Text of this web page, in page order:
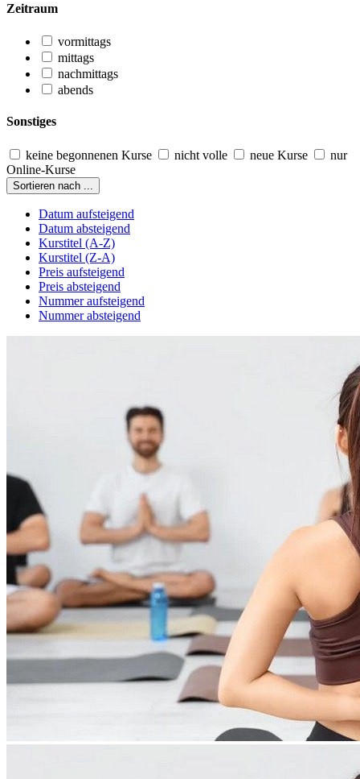
Zeitraum
vormittags
mittags
nachmittags
abends
Sonstiges
keine begonnenen Kurse nicht volle neue Kurse
nur
Online-Kurse
Sortieren nach ...
Datum aufsteigend
Datum absteigend
Kurstitel (A-Z)
Kurstitel (Z-A)
Preis aufsteigend
Preis absteigend
Nummer aufsteigend
Nummer absteigend